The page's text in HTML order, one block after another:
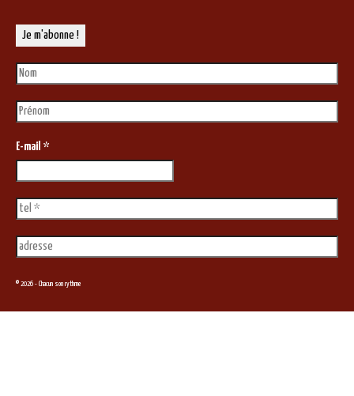
E-mail *
© 2026 - Chacun son rythme